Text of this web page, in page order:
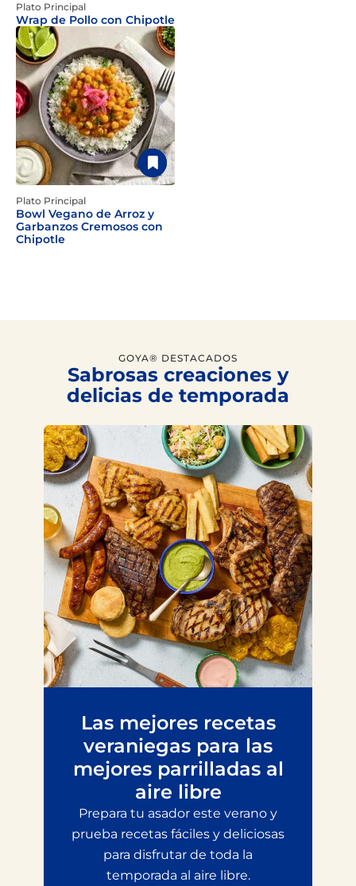
Plato Principal
Wrap de Pollo con Chipotle
Plato Principal
Bowl Vegano de Arroz y
Garbanzos Cremosos con
Chipotle
GOYA® DESTACADOS
Sabrosas creaciones y
delicias de temporada
Las mejores recetas
veraniegas para las
mejores parrilladas al
aire libre
Prepara tu asador este verano y
prueba recetas fáciles y deliciosas
para disfrutar de toda la
temporada al aire libre.